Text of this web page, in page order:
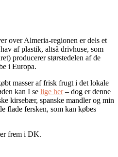
over Almeria-regionen er dels et
af plastik, altså drivhuse, som
producerer størstedelen af de
i Europa.
masser af frisk frugt i det lokale
kan I se lige her– dog er denne
kirsebær, spanske mandler og min
flade fersken, som kan købes
frem i DK.